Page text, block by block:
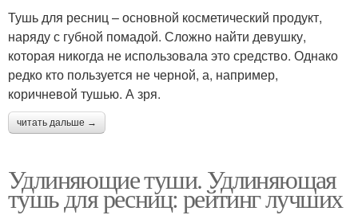
Тушь для ресниц – основной косметический продукт,
наряду с губной помадой. Сложно найти девушку,
которая никогда не использовала это средство. Однако
редко кто пользуется не черной, а, например,
коричневой тушью. А зря.
читать дальше →
Удлиняющие туши. Удлиняющая
тушь для ресниц: рейтинг лучших